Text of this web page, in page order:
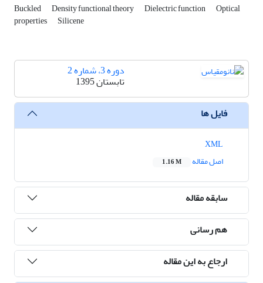
Buckled Density functional theory Dielectric function Optical
properties Silicene
دوره 3، شماره 2
تابستان 1395
فایل ها
اصل مقاله
1.16 M
سابقه مقاله
هم رسانی
ارجاع به این مقاله